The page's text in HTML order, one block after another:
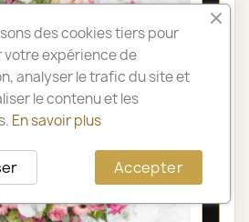
des cookies tiers pour
votre expérience de
analyser le trafic du site et
le contenu et les
En savoir plus
Accepter